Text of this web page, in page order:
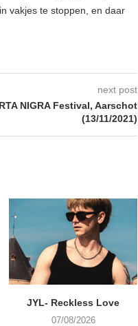
vakjes te stoppen, en daar
next post
NIGRA Festival, Aarschot
(13/11/2021)
JYL- Reckless Love
07/08/2026